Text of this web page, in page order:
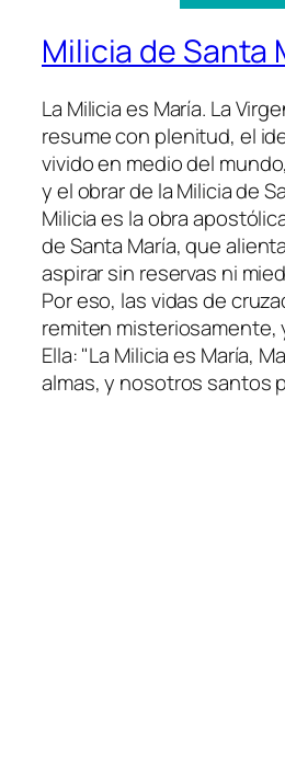
Milicia de Santa
La Milicia es María. La
resume con plenitud, el
vivido en medio del
y el obrar de la Milicia de
Milicia es la obra
de Santa María, que
aspirar sin reservas ni
Por eso, las vidas de
remiten misteriosamente,
Ella: "La Milicia es María,
almas, y nosotros santos